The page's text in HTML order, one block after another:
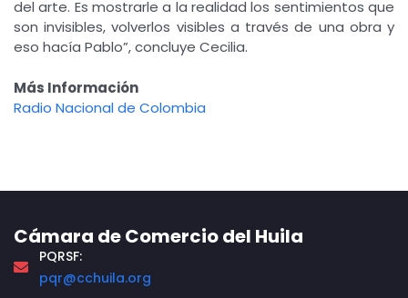
del arte. Es mostrarle a la realidad los sentimientos que
son invisibles, volverlos visibles a través de una obra y
eso hacía Pablo”, concluye Cecilia.
Más Información
Radio Nacional de Colombia
Cámara de Comercio del Huila
PQRSF:
pqr@cchuila.org